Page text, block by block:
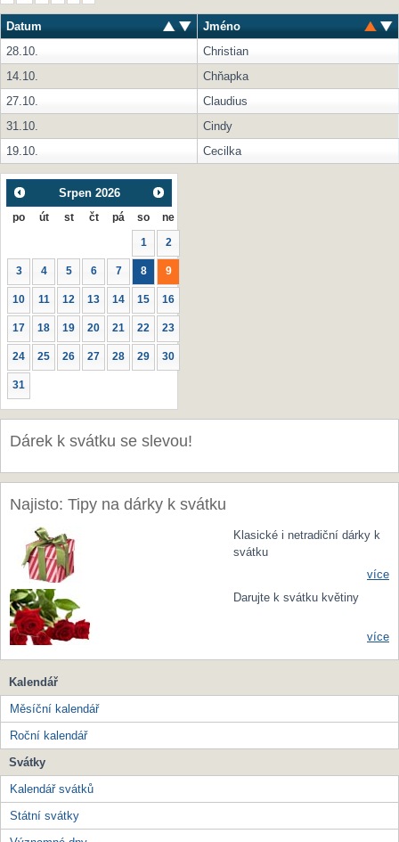
Datum
Jméno
28.10.
Christian
14.10.
Chňapka
27.10.
Claudius
31.10.
Cindy
19.10.
Cecilka
Srpen 2026
po út st čt pá so ne
1 2
3 4 5 6 7 8 9
10 11 12 13 14 15 16
17 18 19 20 21 22 23
24 25 26 27 28 29 30
31
Dárek k svátku se slevou!
Najisto: Tipy na dárky k svátku
Klasické i netradiční dárky k
svátku
více
Darujte k svátku květiny
více
Kalendář
Měsíční kalendář
Roční kalendář
Svátky
Kalendář svátků
Státní svátky